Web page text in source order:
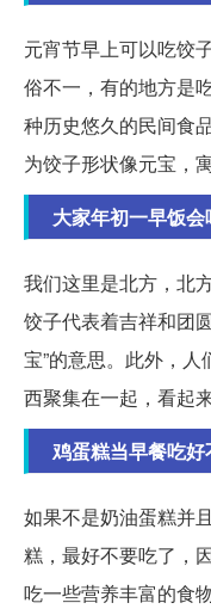
元宵节早上可以吃饺
俗不一，有的地方是
种历史悠久的民间食
为饺子形状像元宝，
大家年初一早饭
我们这里是北方，北
饺子代表着吉祥和团
宝”的意思。此外，
西聚集在一起，看起
鸡蛋糕当早餐吃好
如果不是奶油蛋糕并
糕，最好不要吃了，
吃一些营养丰富的食